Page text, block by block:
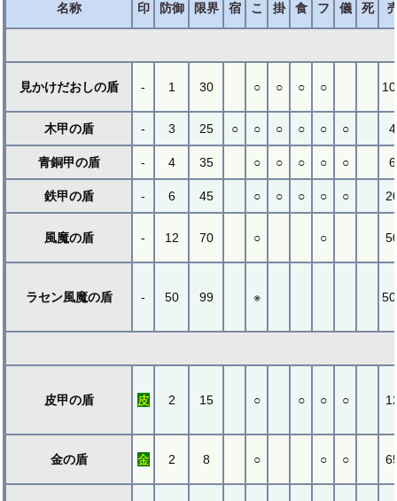
名称 印 防御 限界 宿 こ 掛 食 フ 儀 死
見かけだおしの盾 - 1 30 ○ ○ ○ ○
木甲の盾 - 3 25 ○ ○ ○ ○ ○ ○
青銅甲の盾 - 4 35 ○ ○ ○ ○ ○
鉄甲の盾 - 6 45 ○ ○ ○ ○ ○
風魔の盾 - 12 70 ○ ○
ラセン風魔の盾 - 50 99 ※
皮甲の盾 皮 2 15 ○ ○ ○ ○
金の盾 金 2 8 ○ ○ ○